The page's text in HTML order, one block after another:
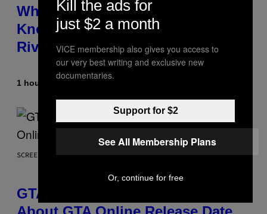
Who Is The Hood? Everything To
Know About The Newest Marvel
Rivals Character
1 hour ago
SCREENSHOT: ROCKSTAR GAMES
GTA 6 Gets Concerning Update
Kill the ads for
just $2 a month
VICE membership also gives you access to
our very best writing and exclusive new
documentaries.
Support for $2
See All Membership Plans
Or, continue for free